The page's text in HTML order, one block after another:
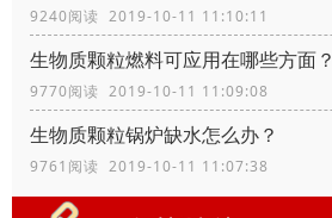
9240阅读 2019-10-11 11:10:11
生物质颗粒燃料可应用在哪些方面？
9770阅读 2019-10-11 11:09:08
生物质颗粒锅炉缺水怎么办？
9761阅读 2019-10-11 11:07:38